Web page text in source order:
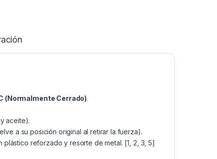
(Normalmente Cerrado).
aceite).
a su posición original al retirar la fuerza).
plástico reforzado y resorte de metal. [1, 2, 3,5]